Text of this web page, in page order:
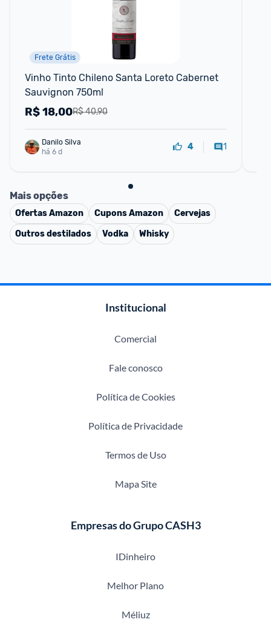
Frete Grátis
Vinho Tinto Chileno Santa Loreto Cabernet
Sauvignon 750ml
R$ 40,90
R$18,00
Danilo Silva
há 6 d
4 1
Mais opções
OfertasAmazon CuponsAmazon
Cervejas
Outros destilados
Vodka Whisky
Institucional
Comercial
Fale conosco
Política de Cookies
Política de Privacidade
Termos de Uso
Mapa Site
Empresas do Grupo CASH3
IDinheiro
Melhor Plano
Méliuz